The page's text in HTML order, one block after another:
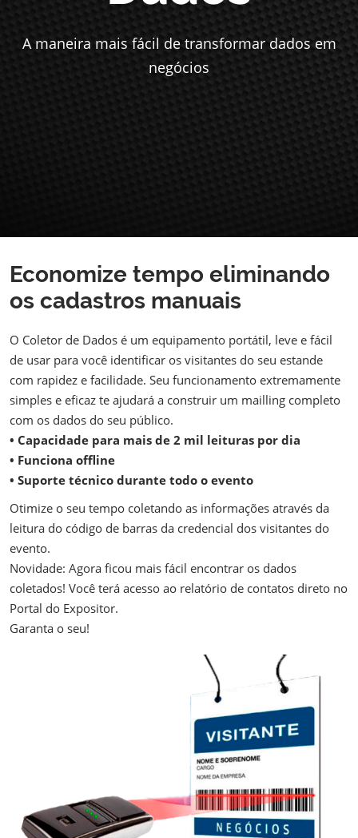
A maneira mais fácil de transformar dados em
negócios
Economize tempo eliminando
os cadastros manuais
O Coletor de Dados é um equipamento portátil, leve e fácil
de usar para você identificar os visitantes do seu estande
com rapidez e facilidade. Seu funcionamento extremamente
simples e eficaz te ajudará a construir um mailling completo
com os dados do seu público.
• Capacidade para mais de 2 mil leituras por dia
• Funciona offline
• Suporte técnico durante todo o evento
Otimize o seu tempo coletando as informações através da
leitura do código de barras da credencial dos visitantes do
evento.
Novidade: Agora ficou mais fácil encontrar os dados
coletados! Você terá acesso ao relatório de contatos direto no
Portal do Expositor.
Garanta o seu!